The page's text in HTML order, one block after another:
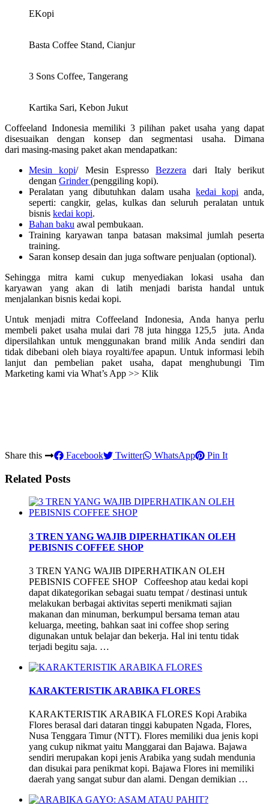
EKopi
Basta Coffee Stand, Cianjur
3 Sons Coffee, Tangerang
Kartika Sari, Kebon Jukut
Coffeeland Indonesia memiliki 3 pilihan paket usaha yang dapat
disesuaikan dengan konsep dan segmentasi usaha. Dimana
dari masing-masing paket akan mendapatkan:
Mesin kopi/ Mesin EspressoBezzera dari Italy berikut
dengan Grinder(penggiling kopi).
Peralatan yang dibutuhkan dalam usahakedai kopi anda,
seperti: cangkir, gelas, kulkas dan seluruh peralatan untuk
bisnis kedai kopi.
Bahan baku awal pembukaan.
Training karyawan tanpa batasan maksimal jumlah peserta
training.
Saran konsep desain dan juga software penjualan (optional).
Sehingga mitra kami cukup menyediakan lokasi usaha dan
karyawan yang akan di latih menjadi barista handal untuk
menjalankan bisnis kedai kopi.
Untuk menjadi mitra Coffeeland Indonesia, Anda hanya perlu
membeli paket usaha mulai dari 78 juta hingga 125,5 juta. Anda
dipersilahkan untuk menggunakan brand milik Anda sendiri dan
tidak dibebani oleh biaya royalti/fee apapun. Untuk informasi lebih
lanjut dan pembelian paket usaha, dapat menghubungi Tim
Marketing kami via What’s App >> Klik
Share this Facebook Twitter WhatsApp Pin It
Related Posts
3 TREN YANG WAJIB DIPERHATIKAN OLEH
PEBISNIS COFFEE SHOP
3 TREN YANG WAJIB DIPERHATIKAN OLEH
PEBISNIS COFFEE SHOP Coffeeshop atau kedai kopi
dapat dikategorikan sebagai suatu tempat / destinasi untuk
melakukan berbagai aktivitas seperti menikmati sajian
makanan dan minuman, berkumpul bersama teman atau
keluarga, meeting, bahkan saat ini coffee shop sering
digunakan untuk belajar dan bekerja. Hal ini tentu tidak
terjadi begitu saja. …
KARAKTERISTIK ARABIKA FLORES
KARAKTERISTIK ARABIKA FLORES Kopi Arabika
Flores berasal dari dataran tinggi kabupaten Ngada, Flores,
Nusa Tenggara Timur (NTT). Flores memiliki dua jenis kopi
yang cukup nikmat yaitu Manggarai dan Bajawa. Bajawa
sendiri merupakan kopi jenis Arabika yang sudah mendunia
dan disukai para penikmat kopi. Bajawa Flores ini memiliki
daerah yang sangat subur dan alami. Dengan demikian …